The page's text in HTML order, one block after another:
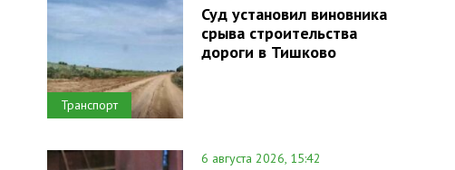
Транспорт
Суд установил виновника
срыва строительства
дороги в Тишково
6 августа 2026, 15:42